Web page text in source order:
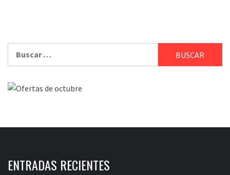
ENTRADAS RECIENTES